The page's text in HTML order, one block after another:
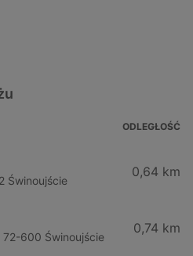
ODLEGŁOŚĆ
Świnoujście
0,64 km
72-600 Świnoujście
0,74 km